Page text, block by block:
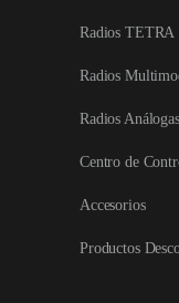
Radios TETRA
Radios
Radios Análogas
Centro de
Accesorios
Productos